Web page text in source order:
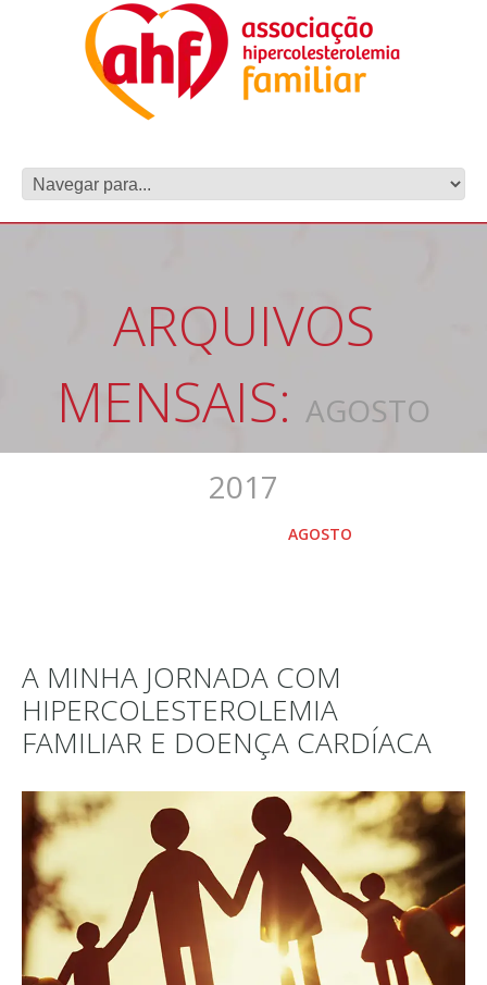
ARQUIVOS
MENSAIS: AGOSTO
2017
AGOSTO
A MINHA JORNADA COM
HIPERCOLESTEROLEMIA
FAMILIAR E DOENÇA CARDÍACA